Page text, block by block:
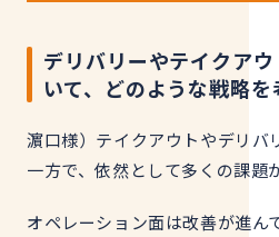
デリバリーやテイクア
いて、どのような戦略を
濵口様）テイクアウトやデリバ
一方で、依然として多くの課題
オペレーション面は改善が進ん